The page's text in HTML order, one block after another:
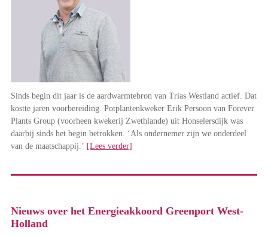
Sinds begin dit jaar is de aardwarmtebron van Trias Westland actief. Dat
kostte jaren voorbereiding. Potplantenkweker Erik Persoon van Forever
Plants Group (voorheen kwekerij Zwethlande) uit Honselersdijk was
daarbij sinds het begin betrokken. ‘Als ondernemer zijn we onderdeel
van de maatschappij.’ [Lees verder]
Nieuws over het Energieakkoord Greenport West-
Holland